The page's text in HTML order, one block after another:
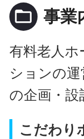
folder_open 事業
有料老人ホ
ションの
の企画・設
こだわり